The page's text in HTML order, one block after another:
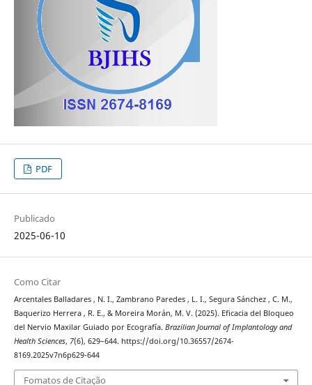
PDF
Publicado
2025-06-10
Como Citar
Arcentales Balladares , N. I., Zambrano Paredes , L. I., Segura Sánchez , C. M.,
Baquerizo Herrera , R. E., & Moreira Morán, M. V. (2025). Eficacia del Bloqueo
del Nervio Maxilar Guiado por Ecografía. Brazilian Journal of Implantology and
Health Sciences, 7(6), 629–644. https://doi.org/10.36557/2674-
8169.2025v7n6p629-644
Fomatos de Citação